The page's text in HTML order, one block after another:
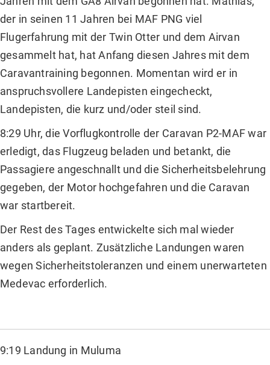
der in seinen 11 Jahren bei MAF PNG viel
Flugerfahrung mit der Twin Otter und dem Airvan
gesammelt hat, hat Anfang diesen Jahres mit dem
Caravantraining begonnen. Momentan wird er in
anspruchsvollere Landepisten eingecheckt,
Landepisten, die kurz und/oder steil sind.
8:29 Uhr, die Vorflugkontrolle der Caravan P2-MAF war
erledigt, das Flugzeug beladen und betankt, die
Passagiere angeschnallt und die Sicherheitsbelehrung
gegeben, der Motor hochgefahren und die Caravan
war startbereit.
Der Rest des Tages entwickelte sich mal wieder
anders als geplant. Zusätzliche Landungen waren
wegen Sicherheitstoleranzen und einem unerwarteten
Medevac erforderlich.
9:19 Landung in Muluma